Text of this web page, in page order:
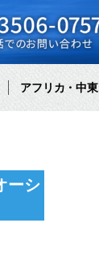
アフリカ・中東
ーシ